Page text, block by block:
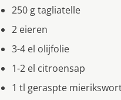
250 g tagliatelle
2 eieren
3-4 el olijfolie
1-2 el citroensap
1 tl geraspte